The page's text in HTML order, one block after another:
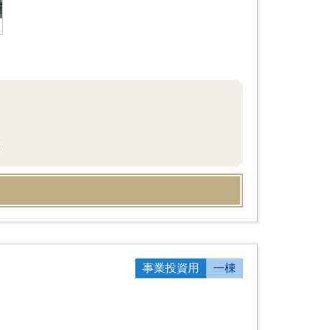
事業投資用 一棟